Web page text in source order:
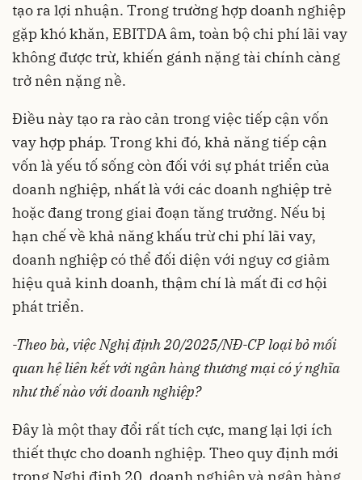
tạo ra lợi nhuận. Trong trường hợp doanh nghiệp
gặp khó khăn, EBITDA âm, toàn bộ chi phí lãi vay
không được trừ, khiến gánh nặng tài chính càng
trở nên nặng nề.
Điều này tạo ra rào cản trong việc tiếp cận vốn
vay hợp pháp. Trong khi đó, khả năng tiếp cận
vốn là yếu tố sống còn đối với sự phát triển của
doanh nghiệp, nhất là với các doanh nghiệp trẻ
hoặc đang trong giai đoạn tăng trưởng. Nếu bị
hạn chế về khả năng khấu trừ chi phí lãi vay,
doanh nghiệp có thể đối diện với nguy cơ giảm
hiệu quả kinh doanh, thậm chí là mất đi cơ hội
phát triển.
-Theo bà, việc Nghị định 20/2025/NĐ-CP loại bỏ mối
quan hệ liên kết với ngân hàng thương mại có ý nghĩa
như thế nào với doanh nghiệp?
Đây là một thay đổi rất tích cực, mang lại lợi ích
thiết thực cho doanh nghiệp. Theo quy định mới